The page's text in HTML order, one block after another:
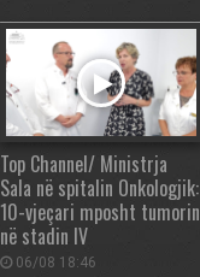
Top Channel/ Ministrja
Sala në spitalin Onkologjik:
10-vjeçari mposht tumorin
në stadin IV
06/08 18:46